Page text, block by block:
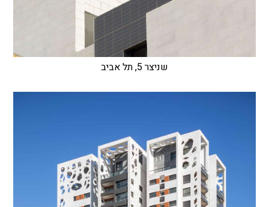
שניצר 5, תל אביב